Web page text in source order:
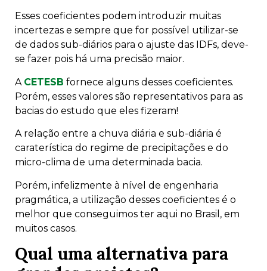
Esses coeficientes podem introduzir muitas
incertezas e sempre que for possível utilizar-se
de dados sub-diários para o ajuste das IDFs, deve-
se fazer pois há uma precisão maior.
A CETESB fornece alguns desses coeficientes.
Porém, esses valores são representativos para as
bacias do estudo que eles fizeram!
A relação entre a chuva diária e sub-diária é
caraterística do regime de precipitações e do
micro-clima de uma determinada bacia.
Porém, infelizmente à nível de engenharia
pragmática, a utilização desses coeficientes é o
melhor que conseguimos ter aqui no Brasil, em
muitos casos.
Qual uma alternativa para